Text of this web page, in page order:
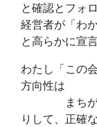
と確認とフォ
経営者が「わ
と高らかに宣
わたし「この
方向性は
まちがって
りして、正確な